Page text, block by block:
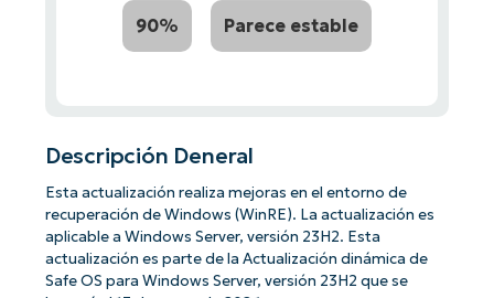
90% Parece estable
Descripción Deneral
Esta actualización realiza mejoras en el entorno de
recuperación de Windows (WinRE). La actualización es
aplicable a Windows Server, versión 23H2. Esta
actualización es parte de la Actualización dinámica de
Safe OS para Windows Server, versión 23H2 que se